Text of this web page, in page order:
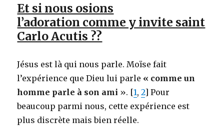
Et si nous osions
l’adoration comme y invite saint
Carlo Acutis ??
Jésus est là qui nous parle. Moïse fait
l’expérience que Dieu lui parle « comme un
homme parle à son ami ». [1,2] Pour
beaucoup parmi nous, cette expérience est
plus discrète mais bien réelle.